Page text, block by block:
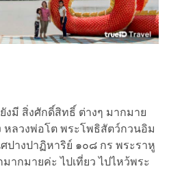
สิ่งศักดิ์สิทธิ์ ต่างๆ มากมาย
หลวงพ่อโต พระโพธิสัตว์กวนอิม
ปางปาฏิหาริย์ ๑๐๘ กร พระราหู
ากมายค่ะ ไปเที่ยว ไปไหว้พระ